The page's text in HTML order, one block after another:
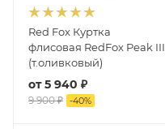
Red Fox Куртка
флисовая RedFox Peak III
(т.оливковый)
от5 940 ₽
9 900 ₽ -40%